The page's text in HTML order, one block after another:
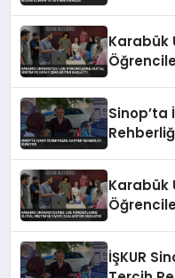
Karabük
Sinop’ta
Karabük
İŞKUR